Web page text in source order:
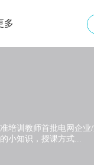
多
培训教师首批电网企
小知识，授课方式...